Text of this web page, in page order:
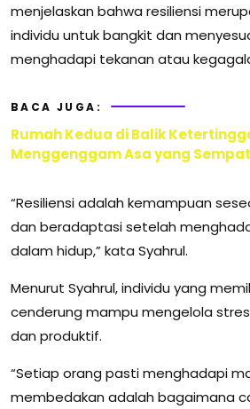
menjelaskan bahwa resiliensi
individu untuk bangkit dan
menghadapi tekanan atau
BACA JUGA:
Rumah Kedua di Balik
Menggenggam Asa yang
“Resiliensi adalah kemampuan
dan beradaptasi setelah
dalam hidup,” kata Syahrul.
Menurut Syahrul, individu yang
cenderung mampu mengelola
dan produktif.
“Setiap orang pasti menghadapi
membedakan adalah bagaimana